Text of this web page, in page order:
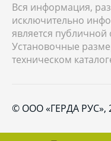
Вся информация,
исключительно
является публичной
Установочные
техническом
© ООО «ГЕРДА РУС»,